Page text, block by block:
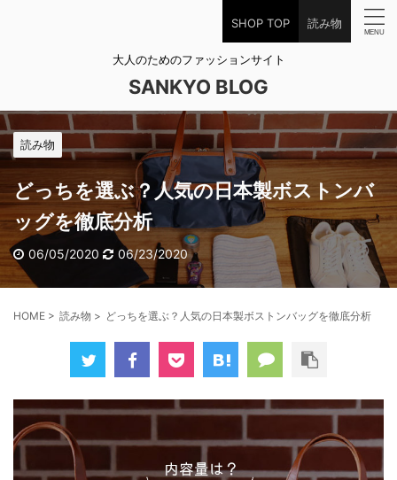
SHOP TOP 読み物
大人のためのファッションサイト
SANKYO BLOG
読み物
どっちを選ぶ？人気の日本製ボストンバ
ッグを徹底分析
06/05/2020 06/23/2020
HOME > 読み物 > どっちを選ぶ？人気の日本製ボストンバッグを徹底分析